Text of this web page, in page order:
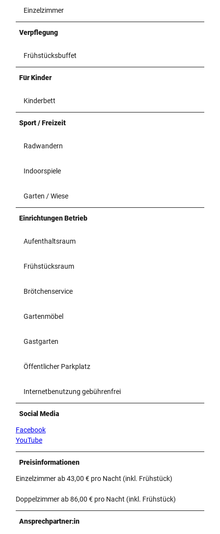
Einzelzimmer
Verpflegung
Frühstücksbuffet
Für Kinder
Kinderbett
Sport / Freizeit
Radwandern
Indoorspiele
Garten / Wiese
Einrichtungen Betrieb
Aufenthaltsraum
Frühstücksraum
Brötchenservice
Gartenmöbel
Gastgarten
Öffentlicher Parkplatz
Internetbenutzung gebührenfrei
Social Media
Facebook
YouTube
Preisinformationen
Einzelzimmer ab 43,00 € pro Nacht (inkl. Frühstück)
Doppelzimmer ab 86,00 € pro Nacht (inkl. Frühstück)
Ansprechpartner:in